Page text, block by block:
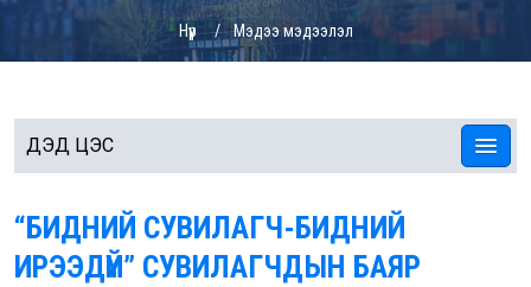
Нүүр Мэдээ мэдээлэл
ДЭД ЦЭС
“БИДНИЙ СУВИЛАГЧ-БИДНИЙ
ИРЭЭДҮЙ” СУВИЛАГЧДЫН БАЯР